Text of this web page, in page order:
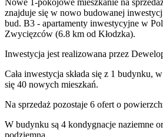
Nowe 1-pokojowe mieszkanie na
znajduje się w nowo budowanej
bud. B3 - apartamenty inwestycyjne w
Zwycięzców (6.8 km od Kłodzka).
Inwestycja jest realizowana przez
Cała inwestycja składa się z 1 budynku,
się 40 nowych mieszkań.
Na sprzedaż pozostaje 6 ofert o
W budynku są 4 kondygnacje naziemne